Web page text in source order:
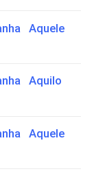
Aquele
Aquilo
Aquele